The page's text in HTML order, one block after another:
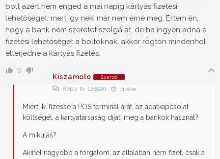
bolt azért nem enged a mai napig kártyás fizetési
lehetőséget, mert így neki már nem érné meg. Értem én,
hogy a bank nem szeretet szolgálat, de ha ingyen adná a
fizetési lehetőséget a boltoknak, akkor rögtön mindenhol
elterjedne a kártyás fizetés.
0
Kiszamolo
Szerző
Reply to Lasszo 11 éve
Miért, ki fizesse a POS terminál árát, az adatkapcsolat
költségét, a kártyatársaság díját, meg a bankok hasznát?
A mikulás?
Akinél nagyobb a forgalom, az általában nem fizet, csak a